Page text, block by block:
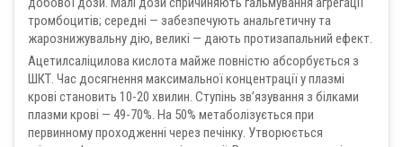
тромбоцитів; середні — забезпечують анальгетичну та
жарознижувальну дію, великі — дають протизапальний ефект.
Ацетилсаліцилова кислота майже повністю абсорбується з
ШКТ. Час досягнення максимальної концентрації у плазмі
крові становить 10-20 хвилин. Ступінь зв’язування з білками
плазми крові — 49-70%. На 50% метаболізується при
первинному проходженні через печінку. Утворюється